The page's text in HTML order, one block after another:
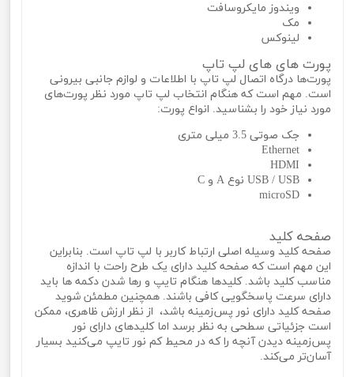
ویندوز مایکروسافت
مک
لینوکس
پورت های های لپ تاپ
پورت‌ها درگاه اتصال لپ تاپ با اطلاعات و لوازم جانبی بیرونی
است. مهم است که هنگام انتخاب لپ تاپ مورد نظر پورت‌های
مورد نیاز خود را بشناسید. انواع پورت:
جک صوتی 3.5 میلی متری
Ethernet
HDMI
USB / USB نوع A و C
microSD
صفحه کلید
صفحه کلید وسیله اصلی ارتباط کاربر با لپ تاپ است. بنابراین
این مهم است که صفحه کلید دارای یک طرح راحت با اندازه
مناسب کلید باشد. کلیدها هنگام تایپ و رها شدن دکمه‌ ها باید
دارای سرعت پاسخگویی کافی باشند. همچنین مطمئن شوید
صفحه کلید دارای نور پس‌زمینه باشد، از نظر ارزش ظاهری، ممکن
است جزئیاتی سطحی به نظر برسد اما کلیدهای دارای نور
پس‌زمینه دیدن آنچه را که در محیط کم نور تایپ می‌کنید بسیار
آسان‌تر می‌کند.